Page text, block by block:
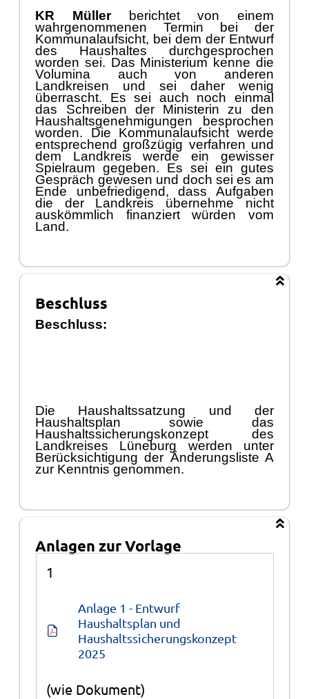
KR Mü llerberichtet von einem
wahrgenommenen Termin bei der
Kommunalaufsicht, bei dem der Entwurf
des Haushaltes durchgesprochen
worden sei. Das Ministerium kenne die
Volumina auch von anderen
Landkreisen und sei daher wenig
überrascht. Es sei auch noch einmal
das Schreiben der Ministerin zu den
Haushaltsgenehmigungen besprochen
worden. Die Kommunalaufsicht werde
entsprechend großzügig verfahren und
dem Landkreis werde ein gewisser
Spielraum gegeben. Es sei ein gutes
Gespräch gewesen und doch sei es am
Ende unbefriedigend, dass Aufgaben
die der Landkreis übernehme nicht
auskömmlich finanziert würden vom
Land.
Beschluss
Beschluss:
Die Haushaltssatzung und der
Haushaltsplan sowie das
Haushaltssicherungskonzept des
Landkreises Lüneburg werden unter
Berücksichtigung der Änderungsliste A
zur Kenntnis genommen.
Anlagen zur Vorlage
1
Anlage 1 - Entwurf
Haushaltsplan und
Haushaltssicherungskonzept
2025
(wie Dokument)